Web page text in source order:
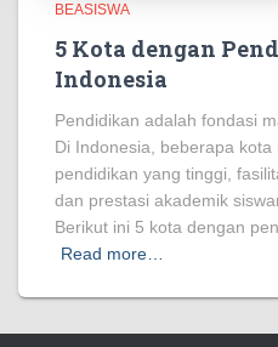
BEASISWA
5 Kota dengan
Indonesia
Pendidikan adalah fondasi
Di Indonesia, beberapa
pendidikan yang tinggi,
dan prestasi akademik
Berikut ini 5 kota dengan
Read more…